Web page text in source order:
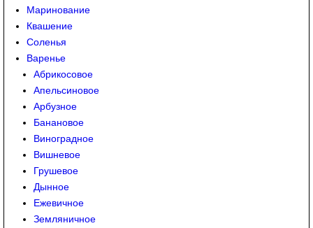
Маринование
Квашение
Соленья
Варенье
Абрикосовое
Апельсиновое
Арбузное
Банановое
Виноградное
Вишневое
Грушевое
Дынное
Ежевичное
Земляничное